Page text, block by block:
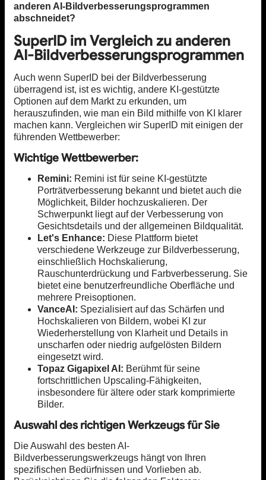
anderen AI-Bildverbesserungsprogrammen
abschneidet?
SuperID im Vergleich zu anderen
AI-Bildverbesserungsprogrammen
Auch wenn SuperID bei der Bildverbesserung
überragend ist, ist es wichtig, andere KI-gestützte
Optionen auf dem Markt zu erkunden, um
herauszufinden, wie man ein Bild mithilfe von KI klarer
machen kann. Vergleichen wir SuperID mit einigen der
führenden Wettbewerber:
Wichtige Wettbewerber:
Remini: Remini ist für seine KI-gestützte
Porträtverbesserung bekannt und bietet auch die
Möglichkeit, Bilder hochzuskalieren. Der
Schwerpunkt liegt auf der Verbesserung von
Gesichtsdetails und der allgemeinen Bildqualität.
Let's Enhance: Diese Plattform bietet
verschiedene Werkzeuge zur Bildverbesserung,
einschließlich Hochskalierung,
Rauschunterdrückung und Farbverbesserung. Sie
bietet eine benutzerfreundliche Oberfläche und
mehrere Preisoptionen.
VanceAI: Spezialisiert auf das Schärfen und
Hochskalieren von Bildern, wobei KI zur
Wiederherstellung von Klarheit und Details in
unscharfen oder niedrig aufgelösten Bildern
eingesetzt wird.
Topaz Gigapixel AI: Berühmt für seine
fortschrittlichen Upscaling-Fähigkeiten,
insbesondere für ältere oder stark komprimierte
Bilder.
Auswahl des richtigen Werkzeugs für Sie
Die Auswahl des besten AI-
Bildverbesserungswerkzeugs hängt von Ihren
spezifischen Bedürfnissen und Vorlieben ab.